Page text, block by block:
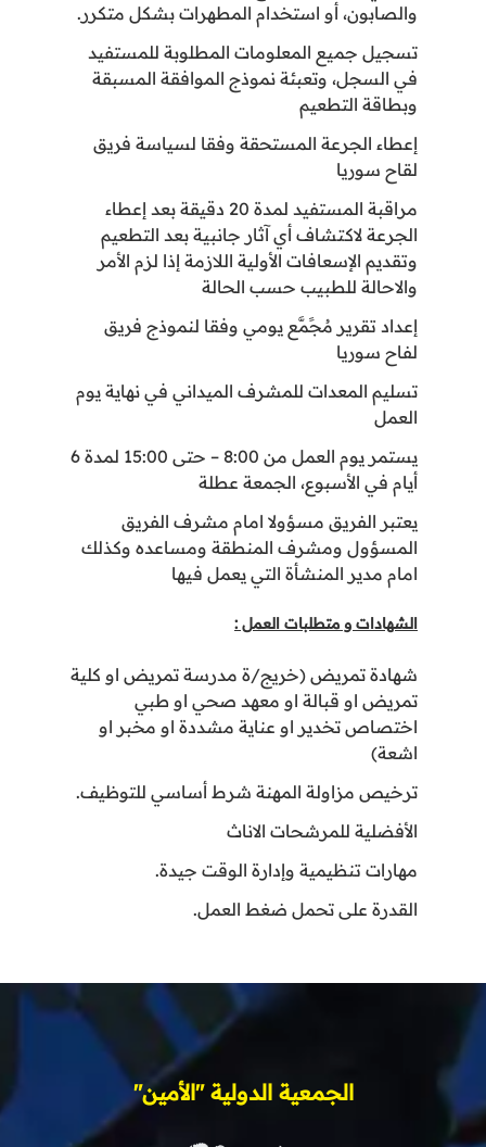
والصابون، أو استخدام المطهرات بشكل متكرر.
تسجيل جميع المعلومات المطلوبة للمستفيد
في السجل، وتعبئة نموذج الموافقة المسبقة
وبطاقة التطعيم
إعطاء الجرعة المستحقة وفقا لسياسة فريق
لقاح سوريا
مراقبة المستفيد لمدة 20 دقيقة بعد إعطاء
الجرعة لاكتشاف أي آثار جانبية بعد التطعيم
وتقديم الإسعافات الأولية اللازمة إذا لزم الأمر
والاحالة للطبيب حسب الحالة
إعداد تقرير مُجًمَّع يومي وفقا لنموذج فريق
لفاح سوريا
تسليم المعدات للمشرف الميداني في نهاية يوم
العمل
يستمر يوم العمل من 8:00 – حتى 15:00 لمدة 6
أيام في الأسبوع، الجمعة عطلة
يعتبر الفريق مسؤولا امام مشرف الفريق
المسؤول ومشرف المنطقة ومساعده وكذلك
امام مدير المنشأة التي يعمل فيها
الشهادات و متطلبات العمل :
شهادة تمريض (خريج/ة مدرسة تمريض او كلية
تمريض او قبالة او معهد صحي او طبي
اختصاص تخدير او عناية مشددة او مخبر او
اشعة)
ترخيص مزاولة المهنة شرط أساسي للتوظيف.
الأفضلية للمرشحات الاناث
مهارات تنظيمية وإدارة الوقت جيدة.
القدرة على تحمل ضغط العمل.
الجمعية الدولية "الأمين"